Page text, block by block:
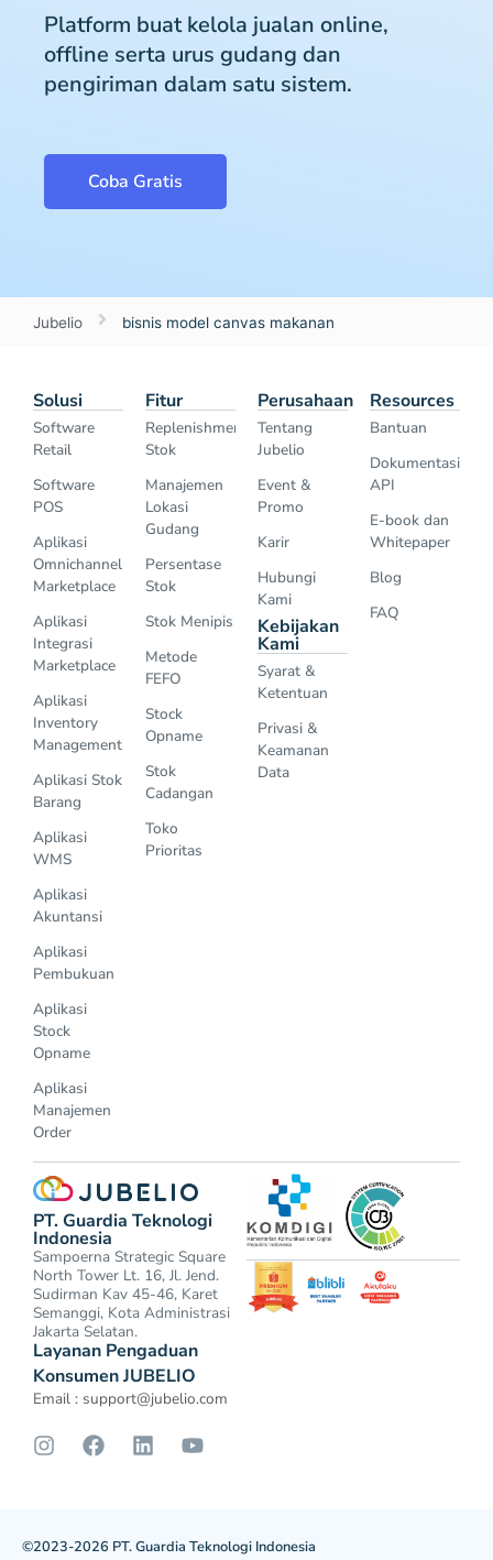
Platform buat kelola jualan online,
offline serta urus gudang dan
pengiriman dalam satu sistem.
Coba Gratis
Jubelio bisnis model canvas makanan
Solusi
Software
Retail
Software
POS
Aplikasi
Omnichannel
Marketplace
Aplikasi
Integrasi
Marketplace
Aplikasi
Inventory
Management
Aplikasi Stok
Barang
Aplikasi
WMS
Aplikasi
Akuntansi
Aplikasi
Pembukuan
Aplikasi
Stock
Opname
Aplikasi
Manajemen
Order
Fitur
Replenishment
Stok
Manajemen
Lokasi
Gudang
Persentase
Stok
Stok Menipis
Metode
FEFO
Stock
Opname
Stok
Cadangan
Toko
Prioritas
Perusahaan
Tentang
Jubelio
Event &
Promo
Karir
Hubungi
Kami
Kebijakan
Kami
Syarat &
Ketentuan
Privasi &
Keamanan
Data
Resources
Bantuan
Dokumentasi
API
E-book dan
Whitepaper
Blog
FAQ
PT. Guardia Teknologi
Indonesia
Sampoerna Strategic Square
North Tower Lt. 16, Jl. Jend.
Sudirman Kav 45-46, Karet
Semanggi, Kota Administrasi
Jakarta Selatan.
Layanan Pengaduan
Konsumen JUBELIO
Email : support@jubelio.com
©2023-2026 PT. Guardia Teknologi Indonesia